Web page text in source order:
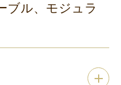
ブル、モジュラ